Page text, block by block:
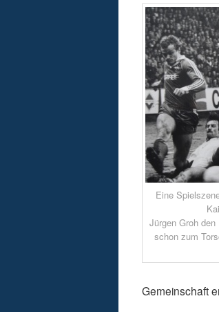
Eine
Jürgen Groh
schon zum
Gemeinschaft